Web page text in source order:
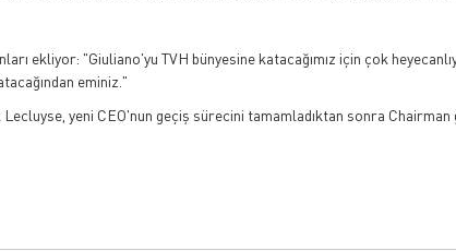
"Giuliano'yu TVH bünyesine katacağımız için çok
eminiz."
yeni CEO'nun geçiş sürecini tamamladıktan sonra Chairman